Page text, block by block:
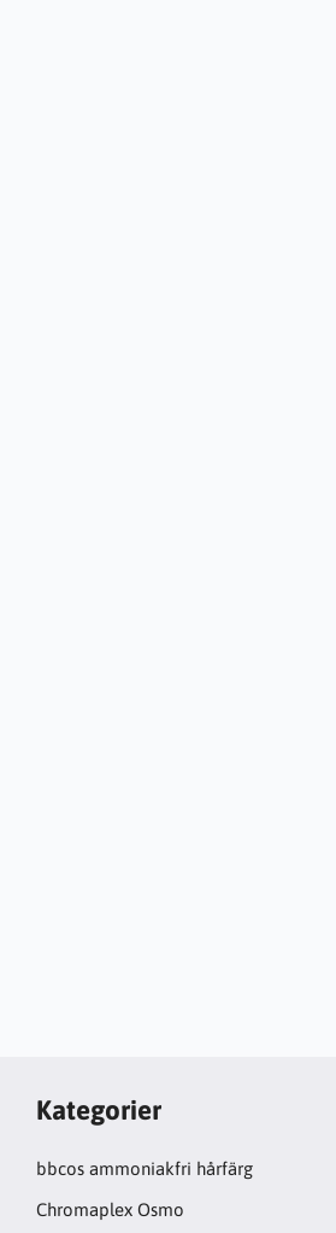
Kategorier
bbcos ammoniakfri hårfärg
Chromaplex Osmo